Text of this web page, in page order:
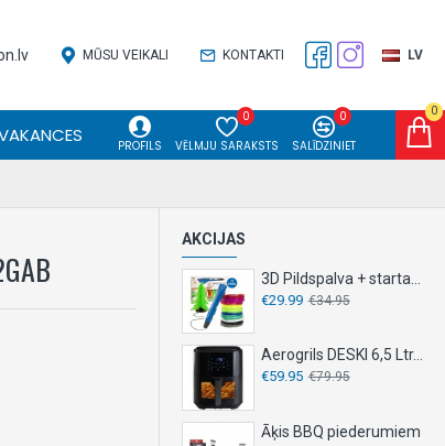
LV
MŪSU VEIKALI KONTAKTI
PROFILS VĒLMJU SARAKSTS
0
SALĪDZINIET
0 0
AKCIJAS
€29.99 €34.95
Aerogrils DESKI 6,5 Ltr. 1500 W
€59.95 €79.95
Āķis BBQ piederumiem